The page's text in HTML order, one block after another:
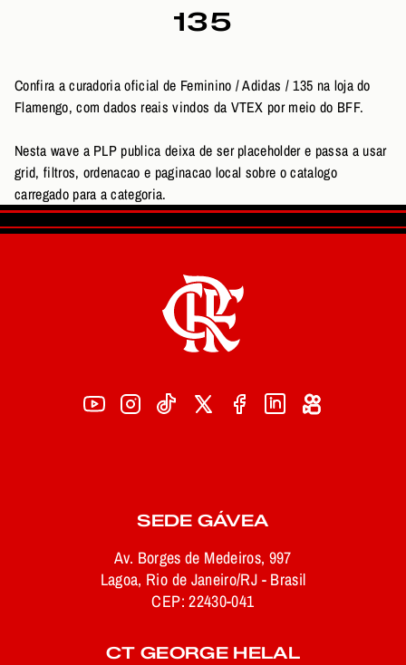
135
Confira a curadoria oficial de Feminino / Adidas / 135 na loja do
Flamengo, com dados reais vindos da VTEX por meio do BFF.
Nesta wave a PLP publica deixa de ser placeholder e passa a usar
grid, filtros, ordenacao e paginacao local sobre o catalogo
carregado para a categoria.
SEDE GÁVEA
Av. Borges de Medeiros, 997
Lagoa, Rio de Janeiro/RJ - Brasil
CEP: 22430-041
CT GEORGE HELAL